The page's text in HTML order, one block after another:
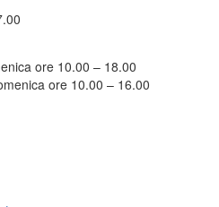
ore 10.00 – 18.00
ore 10.00 – 16.00